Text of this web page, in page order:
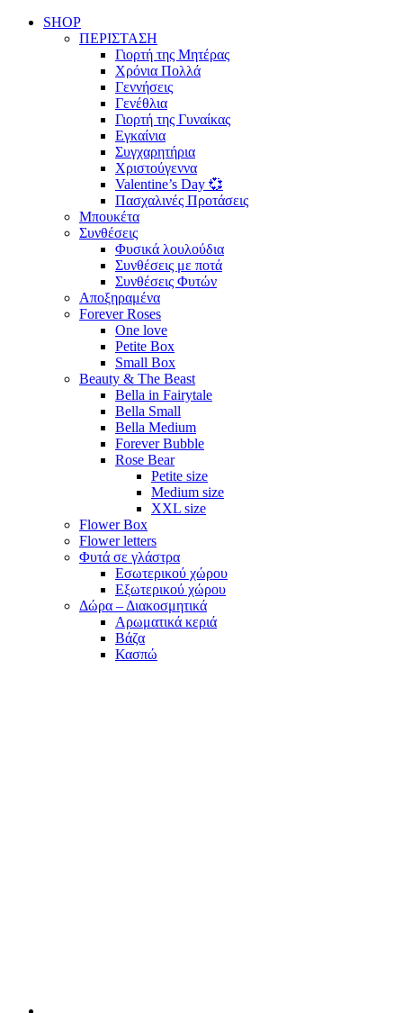
SHOP
ΠΕΡΙΣΤΑΣΗ
Γιορτή της Μητέρας
Χρόνια Πολλά
Γεννήσεις
Γενέθλια
Γιορτή της Γυναίκας
Εγκαίνια
Συγχαρητήρια
Χριστούγεννα
Valentine’s Day 💞
Πασχαλινές Προτάσεις
Μπουκέτα
Συνθέσεις
Φυσικά λουλούδια
Συνθέσεις με ποτά
Συνθέσεις Φυτών
Αποξηραμένα
Forever Roses
One love
Petite Box
Small Box
Beauty & The Beast
Bella in Fairytale
Bella Small
Bella Medium
Forever Bubble
Rose Bear
Petite size
Medium size
XXL size
Flower Box
Flower letters
Φυτά σε γλάστρα
Εσωτερικού χώρου
Εξωτερικού χώρου
Δώρα – Διακοσμητικά
Αρωματικά κεριά
Βάζα
Κασπώ